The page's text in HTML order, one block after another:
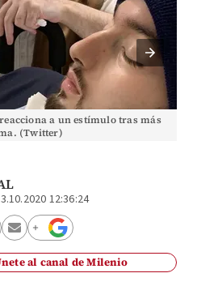
a un estímulo tras más
(Twitter)
12:36:24
al canal de Milenio